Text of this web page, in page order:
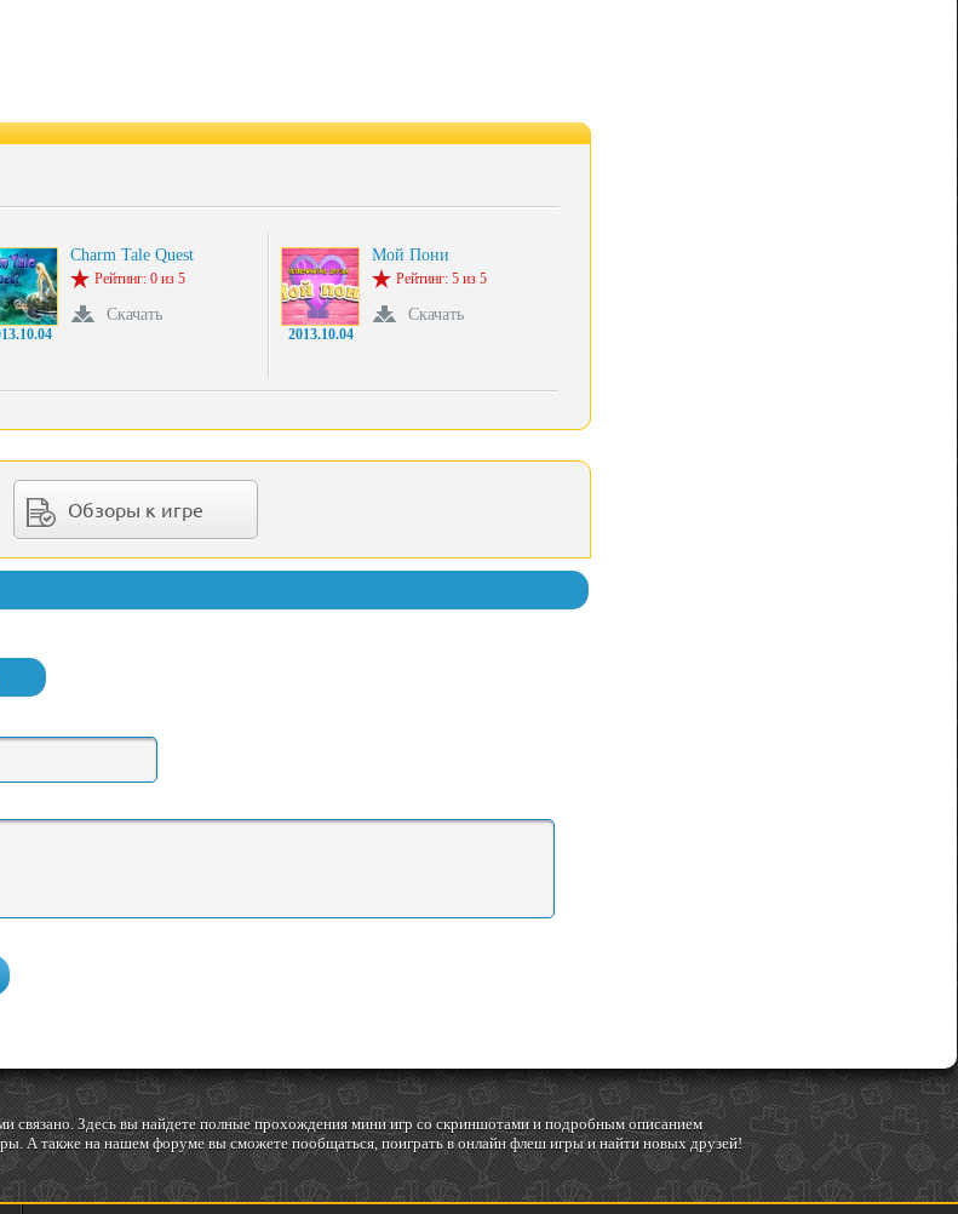
Charm Tale Quest
Рейтинг: 0 из 5
Скачать
2013.10.04
Мой Пони
Рейтинг: 5 из 5
Скачать
Обзоры к игре
связано. Здесь вы найдете полные прохождения мини игр со скриншотами и подробным описанием
А также на нашем форуме вы сможете пообщаться, поиграть в онлайн флеш игры и найти новых друзей!